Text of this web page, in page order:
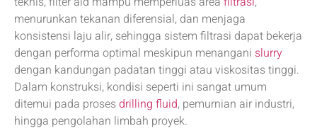
menurunkan tekanan diferensial, dan menjaga
konsistensi laju alir, sehingga sistem filtrasi dapat bekerja
dengan performa optimal meskipun menangani slurry
dengan kandungan padatan tinggi atau viskositas tinggi.
Dalam konstruksi, kondisi seperti ini sangat umum
ditemui pada prosesdrilling fluid, pemurnian air industri,
hingga pengolahan limbah proyek.